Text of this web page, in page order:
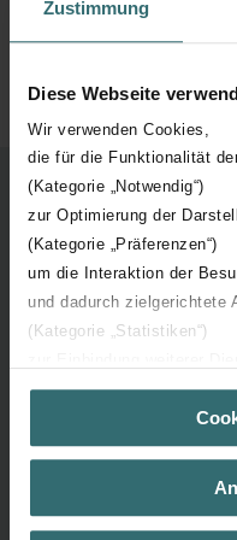
Zustimmung
Diese Webseite
Wir verwenden Cookies,
die für die Funktionalität
(Kategorie „Notwendig“)
zur Optimierung der
(Kategorie „Präferenzen“)
um die Interaktion der
und dadurch zielgerichtete
(Kategorie „Statistiken“)
(Kategorie „Marketing“)
Über „Details zeigen“
Sie weitere Informationen.
der Auswahl von
Besuchsverlauf auf
Hoe